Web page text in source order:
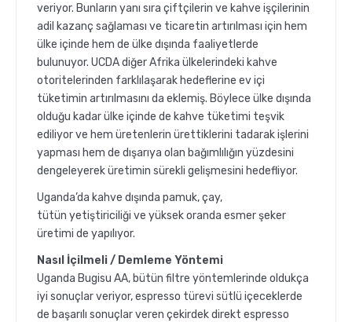
veriyor. Bunların yanı sıra çiftçilerin ve kahve işçilerinin
adil kazanç sağlaması ve ticaretin artırılması için hem
ülke içinde hem de ülke dışında faaliyetlerde
bulunuyor. UCDA diğer Afrika ülkelerindeki kahve
otoritelerinden farklılaşarak hedeflerine ev içi
tüketimin artırılmasını da eklemiş. Böylece ülke dışında
olduğu kadar ülke içinde de kahve tüketimi teşvik
ediliyor ve hem üretenlerin ürettiklerini tadarak işlerini
yapması hem de dışarıya olan bağımlılığın yüzdesini
dengeleyerek üretimin sürekli gelişmesini hedefliyor.
Uganda’da kahve dışında pamuk, çay,
tütün yetiştiriciliği ve yüksek oranda esmer şeker
üretimi de yapılıyor.
Nasıl İçilmeli / Demleme Yöntemi
Uganda Bugisu AA, bütün filtre yöntemlerinde oldukça
iyi sonuçlar veriyor, espresso türevi sütlü içeceklerde
de başarılı sonuçlar veren çekirdek direkt espresso